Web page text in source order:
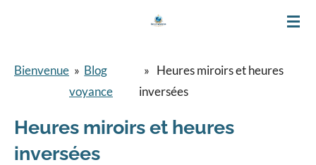
principal
Bienvenue » Blog
voyance
»
Heures miroirs et heures
inversées
Heures miroirs et heures
inversées